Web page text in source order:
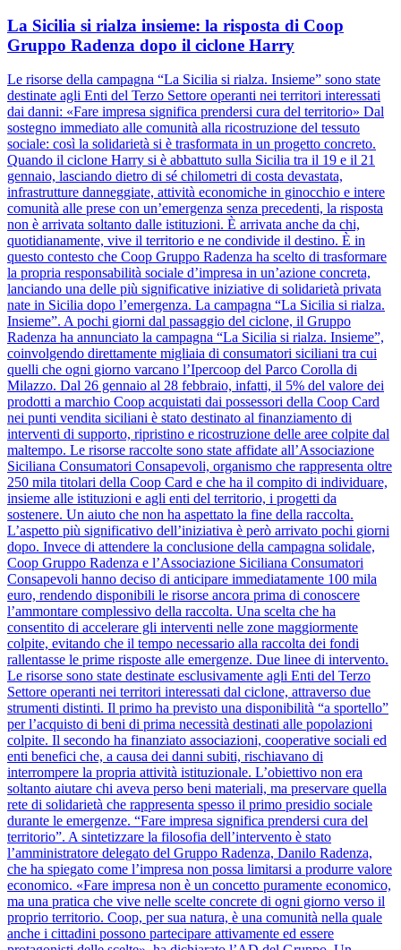
La Sicilia si rialza insieme: la risposta di Coop
Gruppo Radenza dopo il ciclone Harry
Le risorse della campagna “La Sicilia si rialza. Insieme” sono state
destinate agli Enti del Terzo Settore operanti nei territori interessati
dai danni: «Fare impresa significa prendersi cura del territorio» Dal
sostegno immediato alle comunità alla ricostruzione del tessuto
sociale: così la solidarietà si è trasformata in un progetto concreto.
Quando il ciclone Harry si è abbattuto sulla Sicilia tra il 19 e il 21
gennaio, lasciando dietro di sé chilometri di costa devastata,
infrastrutture danneggiate, attività economiche in ginocchio e intere
comunità alle prese con un’emergenza senza precedenti, la risposta
non è arrivata soltanto dalle istituzioni. È arrivata anche da chi,
quotidianamente, vive il territorio e ne condivide il destino. È in
questo contesto che Coop Gruppo Radenza ha scelto di trasformare
la propria responsabilità sociale d’impresa in un’azione concreta,
lanciando una delle più significative iniziative di solidarietà privata
nate in Sicilia dopo l’emergenza. La campagna “La Sicilia si rialza.
Insieme”. A pochi giorni dal passaggio del ciclone, il Gruppo
Radenza ha annunciato la campagna “La Sicilia si rialza. Insieme”,
coinvolgendo direttamente migliaia di consumatori siciliani tra cui
quelli che ogni giorno varcano l’Ipercoop del Parco Corolla di
Milazzo. Dal 26 gennaio al 28 febbraio, infatti, il 5% del valore dei
prodotti a marchio Coop acquistati dai possessori della Coop Card
nei punti vendita siciliani è stato destinato al finanziamento di
interventi di supporto, ripristino e ricostruzione delle aree colpite dal
maltempo. Le risorse raccolte sono state affidate all’Associazione
Siciliana Consumatori Consapevoli, organismo che rappresenta oltre
250 mila titolari della Coop Card e che ha il compito di individuare,
insieme alle istituzioni e agli enti del territorio, i progetti da
sostenere. Un aiuto che non ha aspettato la fine della raccolta.
L’aspetto più significativo dell’iniziativa è però arrivato pochi giorni
dopo. Invece di attendere la conclusione della campagna solidale,
Coop Gruppo Radenza e l’Associazione Siciliana Consumatori
Consapevoli hanno deciso di anticipare immediatamente 100 mila
euro, rendendo disponibili le risorse ancora prima di conoscere
l’ammontare complessivo della raccolta. Una scelta che ha
consentito di accelerare gli interventi nelle zone maggiormente
colpite, evitando che il tempo necessario alla raccolta dei fondi
rallentasse le prime risposte alle emergenze. Due linee di intervento.
Le risorse sono state destinate esclusivamente agli Enti del Terzo
Settore operanti nei territori interessati dal ciclone, attraverso due
strumenti distinti. Il primo ha previsto una disponibilità “a sportello”
per l’acquisto di beni di prima necessità destinati alle popolazioni
colpite. Il secondo ha finanziato associazioni, cooperative sociali ed
enti benefici che, a causa dei danni subiti, rischiavano di
interrompere la propria attività istituzionale. L’obiettivo non era
soltanto aiutare chi aveva perso beni materiali, ma preservare quella
rete di solidarietà che rappresenta spesso il primo presidio sociale
durante le emergenze. “Fare impresa significa prendersi cura del
territorio”. A sintetizzare la filosofia dell’intervento è stato
l’amministratore delegato del Gruppo Radenza, Danilo Radenza,
che ha spiegato come l’impresa non possa limitarsi a produrre valore
economico. «Fare impresa non è un concetto puramente economico,
ma una pratica che vive nelle scelte concrete di ogni giorno verso il
proprio territorio. Coop, per sua natura, è una comunità nella quale
anche i cittadini possono partecipare attivamente ed essere